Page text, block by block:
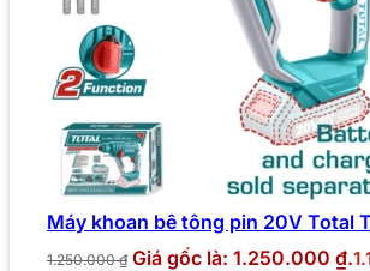
Máy khoan bê tông pin 20V Total
1.250.000₫ Giá gốc là: 1.250.000 ₫.